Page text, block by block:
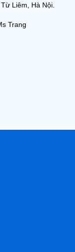
Liêm, Hà Nội.
Trang